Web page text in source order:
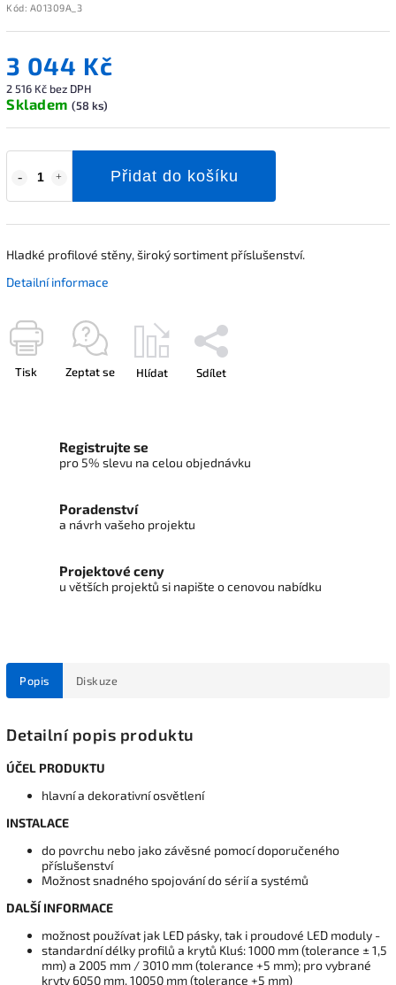
Kód: A01309A_3
3 044 Kč
2 516 Kč bez DPH
Skladem (58 ks)
Přidat do košíku
Hladké profilové stěny, široký sortiment příslušenství.
Detailní informace
Tisk Zeptat se Hlídat Sdílet
Registrujte se
pro 5% slevu na celou objednávku
Poradenství
a návrh vašeho projektu
Projektové ceny
u větších projektů si napište o cenovou nabídku
Popis Diskuze
Detailní popis produktu
ÚČEL PRODUKTU
hlavní a dekorativní osvětlení
INSTALACE
do povrchu nebo jako závěsné pomocí doporučeného
příslušenství
Možnost snadného spojování do sérií a systémů
DALŠÍ INFORMACE
možnost používat jak LED pásky, tak i proudové LED moduly -
standardní délky profilů a krytů Kluś: 1000 mm (tolerance ± 1,5
mm) a 2005 mm / 3010 mm (tolerance +5 mm); pro vybrané
kryty 6050 mm, 10050 mm (tolerance +5 mm)